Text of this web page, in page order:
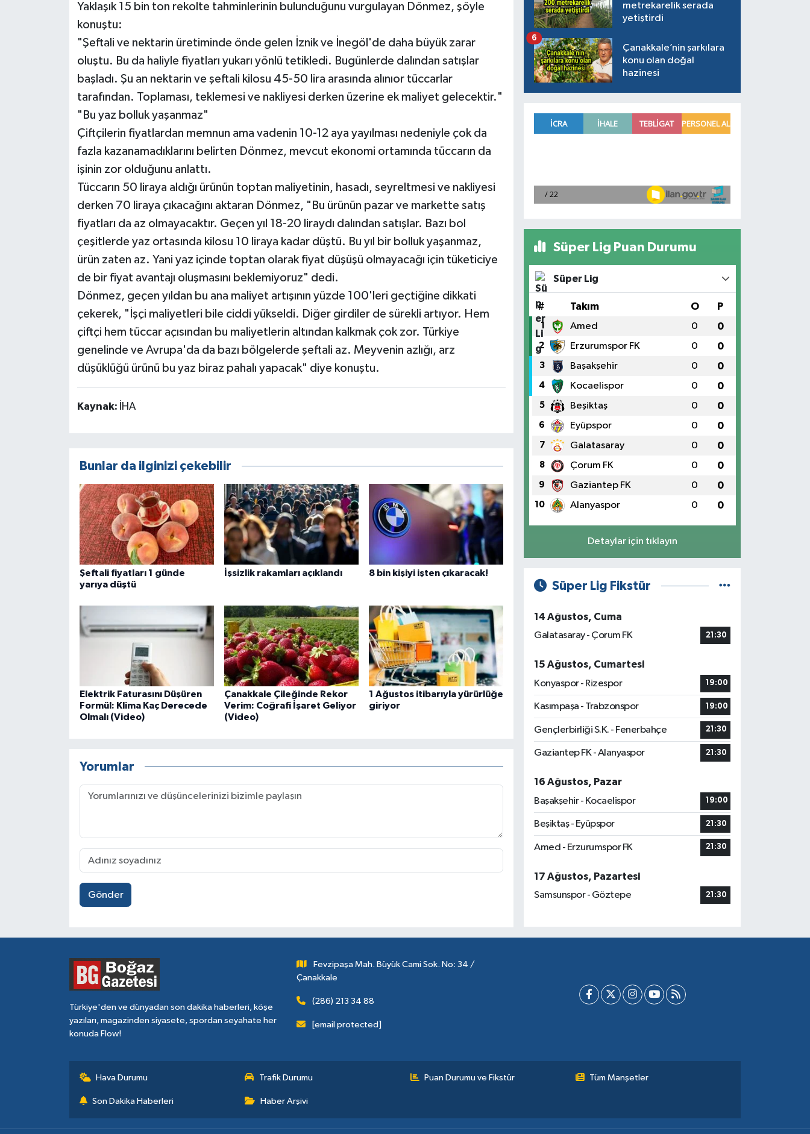
Yaklaşık 15 bin ton rekolte tahminlerinin bulunduğunu vurgulayan Dönmez, şöyle
konuştu:
"Şeftali ve nektarin üretiminde önde gelen İznik ve İnegöl'de daha büyük zarar
oluştu. Bu da haliyle fiyatları yukarı yönlü tetikledi. Bugünlerde dalından satışlar
başladı. Şu an nektarin ve şeftali kilosu 45-50 lira arasında alınıor tüccarlar
tarafından. Toplaması, teklemesi ve nakliyesi derken üzerine ek maliyet gelecektir."
"Bu yaz bolluk yaşanmaz"
Çiftçilerin fiyatlardan memnun ama vadenin 10-12 aya yayılması nedeniyle çok da
fazla kazanamadıklarını belirten Dönmez, mevcut ekonomi ortamında tüccarın da
işinin zor olduğunu anlattı.
Tüccarın 50 liraya aldığı ürünün toptan maliyetinin, hasadı, seyreltmesi ve nakliyesi
derken 70 liraya çıkacağını aktaran Dönmez, "Bu ürünün pazar ve markette satış
fiyatları da az olmayacaktır. Geçen yıl 18-20 liraydı dalından satışlar. Bazı bol
çeşitlerde yaz ortasında kilosu 10 liraya kadar düştü. Bu yıl bir bolluk yaşanmaz,
ürün zaten az. Yani yaz içinde toptan olarak fiyat düşüşü olmayacağı için tüketiciye
de bir fiyat avantajı oluşmasını beklemiyoruz" dedi.
Dönmez, geçen yıldan bu ana maliyet artışının yüzde 100'leri geçtiğine dikkati
çekerek, "İşçi maliyetleri bile ciddi yükseldi. Diğer girdiler de sürekli artıyor. Hem
çiftçi hem tüccar açısından bu maliyetlerin altından kalkmak çok zor. Türkiye
genelinde ve Avrupa'da da bazı bölgelerde şeftali az. Meyvenin azlığı, arz
düşüklüğü ürünü bu yaz biraz pahalı yapacak" diye konuştu.
Kaynak: İHA
Bunlar da ilginizi çekebilir
Şeftali fiyatları 1 günde
yarıya düştü
İşsizlik rakamları açıklandı 8 bin kişiyi işten çıkaracak!
Elektrik Faturasını Düşüren
Formül: Klima Kaç Derecede
Olmalı (Video)
Çanakkale Çileğinde Rekor
Verim: Coğrafi İşaret Geliyor
(Video)
1 Ağustos itibarıyla yürürlüğe
giriyor
Yorumlar
Gönder
metrekarelik serada
yetiştirdi
Çanakkale’nin şarkılara
konu olan doğal
hazinesi
6
Süper Lig Puan Durumu
Süper Lig
# Takım O P
1 Amed 0 0
2 Erzurumspor FK 0 0
3 Başakşehir 0 0
4 Kocaelispor 0 0
5 Beşiktaş 0 0
6 Eyüpspor 0 0
7 Galatasaray 0 0
8 Çorum FK 0 0
9 Gaziantep FK 0 0
10 Alanyaspor 0 0
Detaylar için tıklayın
Süper Lig Fikstür
14 Ağustos, Cuma
Galatasaray - Çorum FK
21:30
15 Ağustos, Cumartesi
Konyaspor - Rizespor
19:00
Kasımpaşa - Trabzonspor 19:00
Gençlerbirliği S.K. - Fenerbahçe 21:30
Gaziantep FK - Alanyaspor 21:30
16 Ağustos, Pazar
Başakşehir - Kocaelispor
19:00
Beşiktaş - Eyüpspor 21:30
Amed - Erzurumspor FK 21:30
17 Ağustos, Pazartesi
Samsunspor - Göztepe
21:30
Türkiye'den ve dünyadan son dakika haberleri, köşe
yazıları, magazinden siyasete, spordan seyahate her
konuda Flow!
Fevzipaşa Mah. Büyük Cami Sok. No: 34 /
Çanakkale
(286) 213 34 88
[email protected]
Hava Durumu Trafik Durumu Puan Durumu ve Fikstür Tüm Manşetler
Son Dakika Haberleri Haber Arşivi